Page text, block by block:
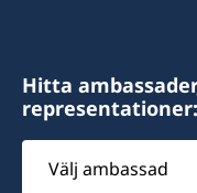
Hitta
representationer:
Välj
ambassad